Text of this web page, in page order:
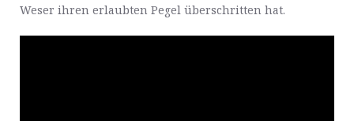
Weser ihren erlaubten Pegel überschritten hat.